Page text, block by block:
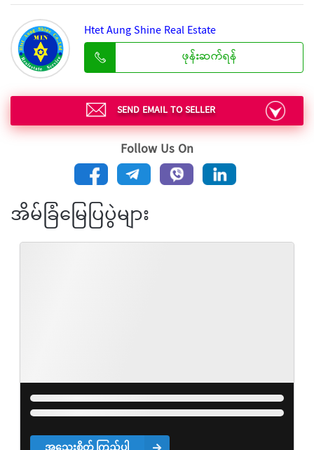
Htet Aung Shine Real Estate
ဖုန်းဆက်ရန်
SEND EMAIL TO SELLER
Follow Us On
အိမ်ခြံမြေပြပွဲများ
အသေးစိတ် ကြည့်ပါ